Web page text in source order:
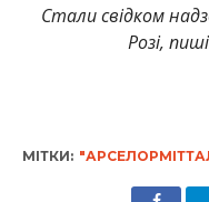
Стали свідком
Розі,
МІТКИ: